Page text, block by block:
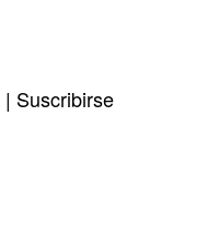
| Suscribirse